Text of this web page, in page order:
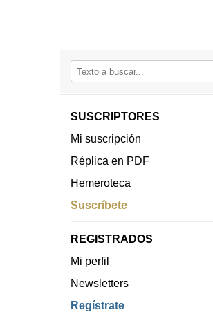
SUSCRIPTORES
Mi suscripción
Réplica en PDF
Hemeroteca
Suscríbete
REGISTRADOS
Mi perfil
Newsletters
Regístrate